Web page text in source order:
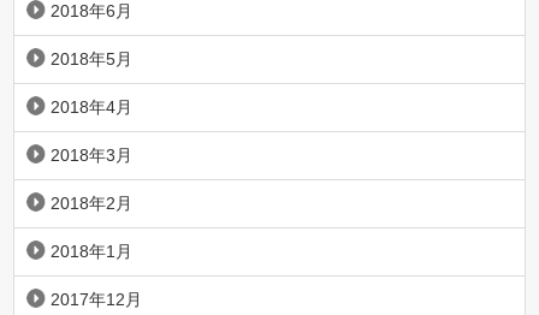
2018年6月
2018年5月
2018年4月
2018年3月
2018年2月
2018年1月
2017年12月